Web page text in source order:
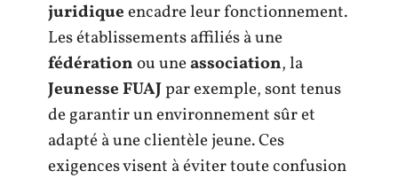
juridiqueencadre leur fonctionnement.
Les établissements affiliés à une
fédérationou uneassociation, la
Jeunesse FUAJpar exemple, sont tenus
de garantir un environnement sûr et
adapté à une clientèle jeune. Ces
exigences visent à éviter toute confusion